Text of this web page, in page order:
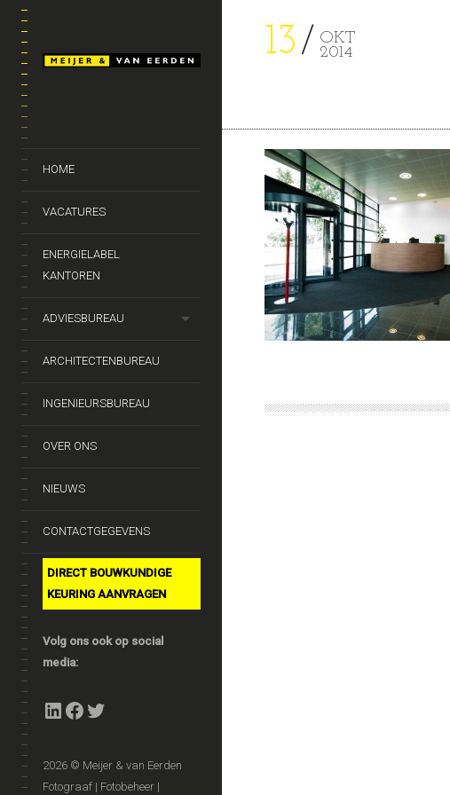
HOME
VACATURES
ENERGIELABEL
KANTOREN
ADVIESBUREAU
ARCHITECTENBUREAU
INGENIEURSBUREAU
OVER ONS
NIEUWS
CONTACTGEGEVENS
DIRECT BOUWKUNDIGE
KEURING AANVRAGEN
Volg ons ook op social
media:
LinkedIn
Facebook
2026 © Meijer & van Eerden
Fotograaf | Fotobeheer |
13
OKT
2014